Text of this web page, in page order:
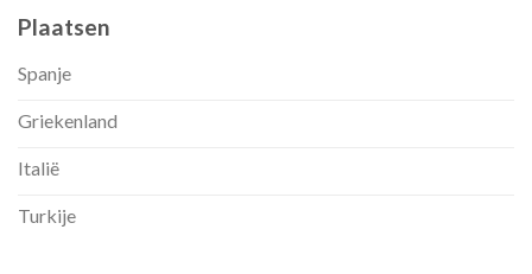
Plaatsen
Spanje
Griekenland
Italië
Turkije